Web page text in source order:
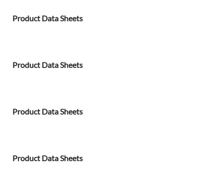
Product Data Sheets
Product Data Sheets
Product Data Sheets
Product Data Sheets